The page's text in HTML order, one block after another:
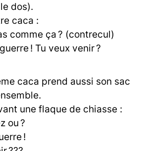
dos).
caca :
comme ça ? (contrecul)
! Tu veux venir ?
caca prend aussi son sac
une flaque de chiasse :
ou ?
!